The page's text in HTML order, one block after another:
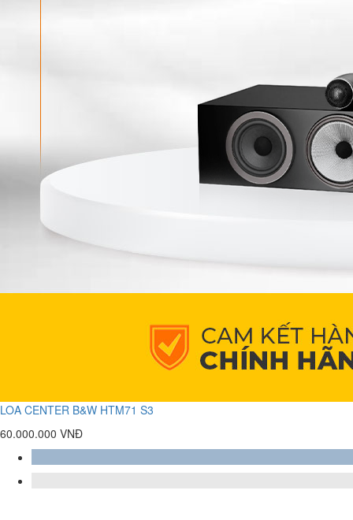
LOA CENTER B&W HTM71 S3
60.000.000 VNĐ